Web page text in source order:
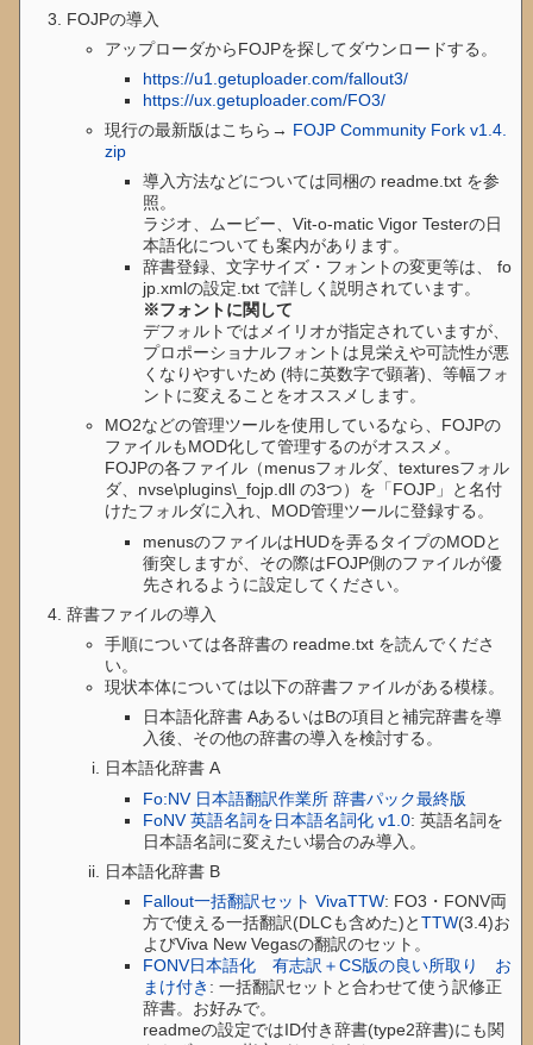
FOJPの導入
アップローダからFOJPを探してダウンロードする。
https://u1.getuploader.com/fallout3/
https://ux.getuploader.com/FO3/
現行の最新版はこちら→ FOJP Community Fork v1.4.
zip
導入方法などについては同梱の readme.txt を参
照。
ラジオ、ムービー、Vit-o-matic Vigor Testerの日
本語化についても案内があります。
辞書登録、文字サイズ・フォントの変更等は、 fo
jp.xmlの設定.txt で詳しく説明されています。
※フォントに関して
デフォルトではメイリオが指定されていますが、
プロポーショナルフォントは見栄えや可読性が悪
くなりやすいため (特に英数字で顕著)、等幅フォ
ントに変えることをオススメします。
MO2などの管理ツールを使用しているなら、FOJPの
ファイルもMOD化して管理するのがオススメ。
FOJPの各ファイル（menusフォルダ、texturesフォル
ダ、nvse\plugins\_fojp.dll の3つ）を「FOJP」と名付
けたフォルダに入れ、MOD管理ツールに登録する。
menusのファイルはHUDを弄るタイプのMODと
衝突しますが、その際はFOJP側のファイルが優
先されるように設定してください。
辞書ファイルの導入
手順については各辞書の readme.txt を読んでくださ
い。
現状本体については以下の辞書ファイルがある模様。
日本語化辞書 AあるいはBの項目と補完辞書を導
入後、その他の辞書の導入を検討する。
日本語化辞書 A
Fo:NV 日本語翻訳作業所 辞書パック最終版
FoNV 英語名詞を日本語名詞化 v1.0: 英語名詞を
日本語名詞に変えたい場合のみ導入。
日本語化辞書 B
Fallout一括翻訳セット VivaTTW: FO3・FONV両
方で使える一括翻訳(DLCも含めた)とTTW(3.4)お
よびViva New Vegasの翻訳のセット。
FONV日本語化 有志訳＋CS版の良い所取り お
まけ付き : 一括翻訳セットと合わせて使う訳修正
辞書。お好みで。
readmeの設定ではID付き辞書(type2辞書)にも関